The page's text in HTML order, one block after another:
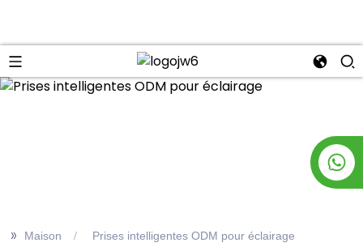
>> Maison Prises intelligentes ODM pour éclairage